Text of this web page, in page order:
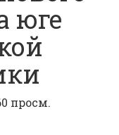
юге
просм.